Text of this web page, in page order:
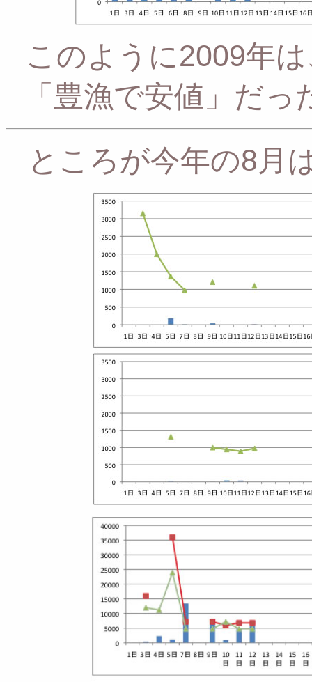
このように2009年
「豊漁で安値」だ
ところが今年の8月